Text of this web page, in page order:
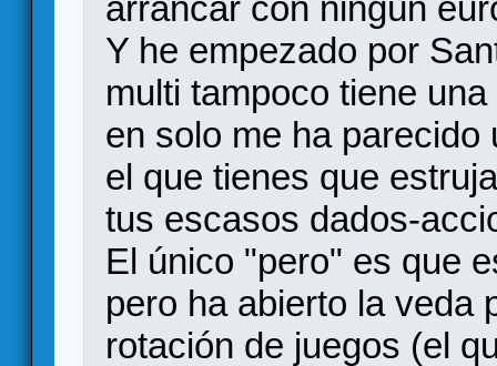
arrancar con ningún
Y he empezado por
multi tampoco tiene
en solo me ha
el que tienes que
tus escasos dados-
El único "pero" es que
pero ha abierto la veda
rotación de juegos (el